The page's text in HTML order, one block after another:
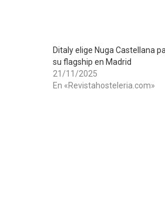
Ditaly elige Nuga Castellana
su flagship en Madrid
21/11/2025
En «Revistahosteleria.com»